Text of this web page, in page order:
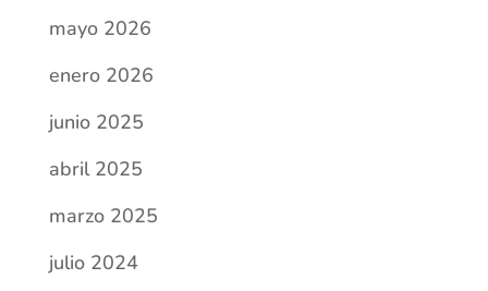
mayo 2026
enero 2026
junio 2025
abril 2025
marzo 2025
julio 2024